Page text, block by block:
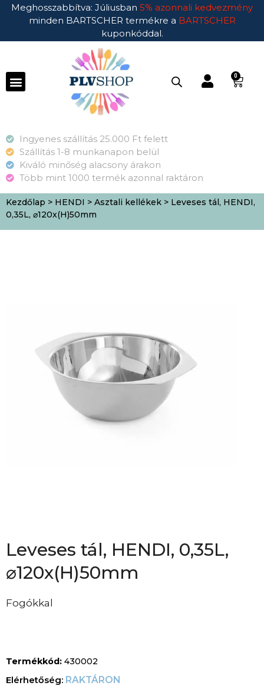
Meghosszabbítva: Júliusban 5% azonnali kedvezmény
minden BARTSCHER termékre a BARTSCHER
kuponkóddal.
0
Ingyenes szállítás 25.000 Ft felett
Szállítás 1-8 munkanapon belül
Kiváló minőség alacsony árakon
Több mint 1000 termék azonnal raktáron
Kezdőlap > HENDI > Asztali kellékek > Leveses tál, HENDI,
0,35L, ⌀120x(H)50mm
Leveses tál, HENDI, 0,35L,
⌀120x(H)50mm
Fogókkal
Termékkód: 430002
RAKTÁRON